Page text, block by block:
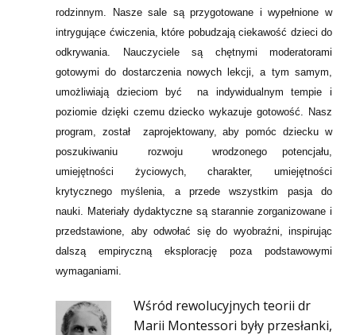
rodzinnym. Nasze sale są przygotowane i wypełnione w
intrygujące ćwiczenia, które pobudzają ciekawość dzieci do
odkrywania. Nauczyciele są chętnymi moderatorami
gotowymi do dostarczenia nowych lekcji, a tym samym,
umożliwiają dzieciom być na indywidualnym tempie i
poziomie dzięki czemu dziecko wykazuje gotowość. Nasz
program, został zaprojektowany, aby pomóc dziecku w
poszukiwaniu rozwoju wrodzonego potencjału,
umiejętności życiowych, charakter, umiejętności
krytycznego myślenia, a przede wszystkim pasja do
nauki. Materiały dydaktyczne są starannie zorganizowane i
przedstawione, aby odwołać się do wyobraźni, inspirując
dalszą empiryczną eksplorację poza podstawowymi
wymaganiami.
Wśród rewolucyjnych teorii dr
Marii Montessori były przesłanki,